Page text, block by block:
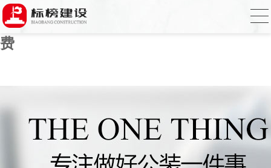
草莓视频污版APP下载,草莓视频APP在线
播放,国产草莓视频在线观看,草莓视频色免
费